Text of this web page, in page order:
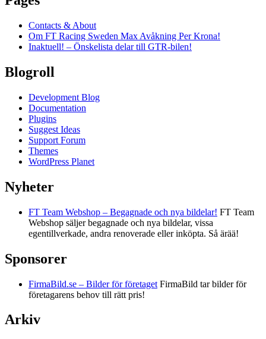
Contacts & About
Om FT Racing Sweden Max Avåkning Per Krona!
Inaktuell! – Önskelista delar till GTR-bilen!
Blogroll
Development Blog
Documentation
Plugins
Suggest Ideas
Support Forum
Themes
WordPress Planet
Nyheter
FT Team Webshop – Begagnade och nya bildelar! FT Team
Webshop säljer begagnade och nya bildelar, vissa
egentillverkade, andra renoverade eller inköpta. Så ärää!
Sponsorer
FirmaBild.se – Bilder för företaget FirmaBild tar bilder för
företagarens behov till rätt pris!
Arkiv